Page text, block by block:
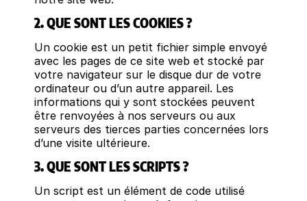
2. QUE SONT LES COOKIES ?
Un cookie est un petit fichier simple envoyé
avec les pages de ce site web et stocké par
votre navigateur sur le disque dur de votre
ordinateur ou d’un autre appareil. Les
informations qui y sont stockées peuvent
être renvoyées à nos serveurs ou aux
serveurs des tierces parties concernées lors
d’une visite ultérieure.
3. QUE SONT LES SCRIPTS ?
Un script est un élément de code utilisé